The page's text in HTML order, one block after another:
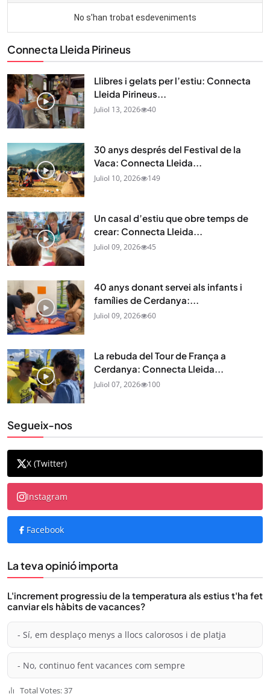
Connecta Lleida Pirineus
Llibres i gelats per l’estiu: Connecta
Lleida Pirineus...
Juliol 13, 2026 40
30 anys després del Festival de la
Vaca: Connecta Lleida...
Juliol 10, 2026 149
Un casal d’estiu que obre temps de
crear: Connecta Lleida...
Juliol 09, 2026 45
40 anys donant servei als infants i
famílies de Cerdanya:...
Juliol 09, 2026 60
La rebuda del Tour de França a
Cerdanya: Connecta Lleida...
Juliol 07, 2026 100
Segueix-nos
X (Twitter)
Instagram
Facebook
La teva opinió importa
L'increment progressiu de la temperatura als estius t'ha fet
canviar els hàbits de vacances?
- Sí, em desplaço menys a llocs calorosos i de platja
- No, continuo fent vacances com sempre
Total Votes: 37